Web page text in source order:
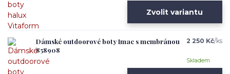
Zvolit variantu
Dámské outdoorové boty Imac s membránou
858908
2 250 Kč/ks
Skladem